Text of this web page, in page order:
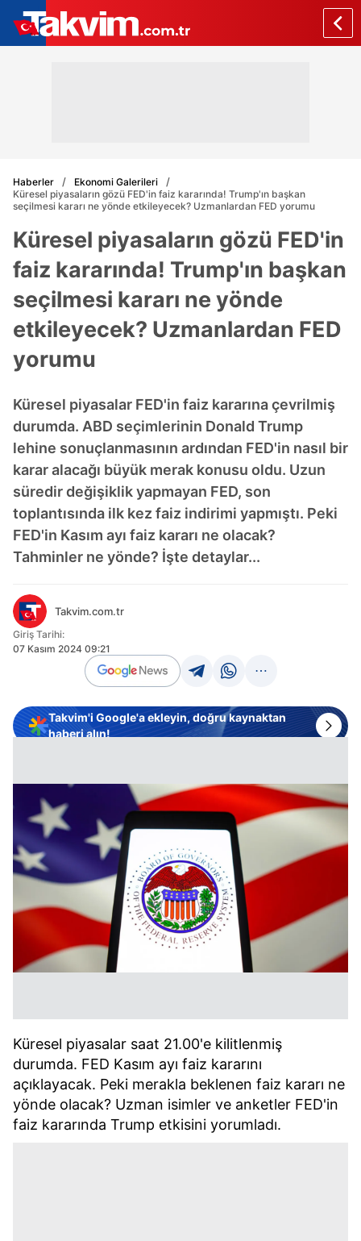
Haberler
Ekonomi Galerileri
Küresel piyasaların gözü FED'in faiz kararında! Trump'ın başkan
seçilmesi kararı ne yönde etkileyecek? Uzmanlardan FED yorumu
Küresel piyasaların gözü FED'in
faiz kararında! Trump'ın başkan
seçilmesi kararı ne yönde
etkileyecek? Uzmanlardan FED
yorumu
Küresel piyasalar FED'in faiz kararına çevrilmiş
durumda. ABD seçimlerinin Donald Trump
lehine sonuçlanmasının ardından FED'in nasıl bir
karar alacağı büyük merak konusu oldu. Uzun
süredir değişiklik yapmayan FED, son
toplantısında ilk kez faiz indirimi yapmıştı. Peki
FED'in Kasım ayı faiz kararı ne olacak?
Tahminler ne yönde? İşte detaylar...
Takvim.com.tr
Giriş Tarihi:
07 Kasım 2024 09:21
Takvim'i Google'a ekleyin, doğru kaynaktan
haberi alın!
Küresel piyasalar saat 21.00'e kilitlenmiş
durumda. FED Kasım ayı faiz kararını
açıklayacak. Peki merakla beklenen faiz kararı ne
yönde olacak? Uzman isimler ve anketler FED'in
faiz kararında Trump etkisini yorumladı.